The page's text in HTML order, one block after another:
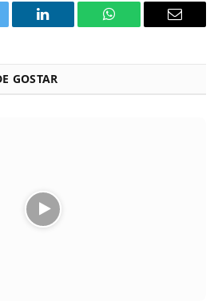
LinkedIn WhatsApp Email
GOSTAR